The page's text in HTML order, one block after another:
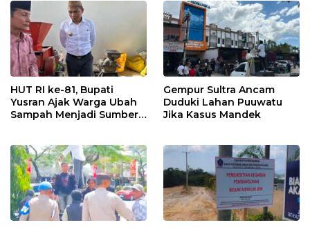
HUT RI ke-81, Bupati
Yusran Ajak Warga Ubah
Sampah Menjadi Sumber
Gempur Sultra Ancam
Duduki Lahan Puuwatu
Jika Kasus Mandek